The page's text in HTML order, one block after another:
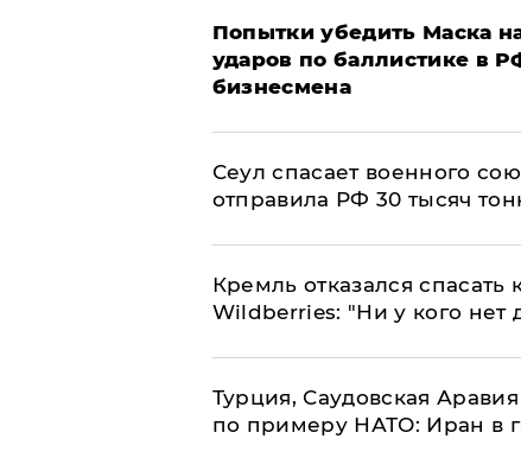
Попытки убедить Маска
ударов по баллистике в
бизнесмена
​Сеул спасает военного
отправила РФ 30 тысяч
Кремль отказался
Wildberries: "Ни у кого нет
Турция, Саудовская
по примеру НАТО: Иран в